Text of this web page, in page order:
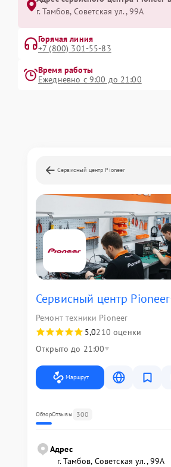
г. Тамбов, Советская ул., 99А
Горячая линия
+7 (800) 301-55-83
Время работы
Ежедневно с 9:00 до 21:00
Сервисный центр Pioneer
Сервисный центр Pioneer
Ремонт техники Pioneer
5,0210 оценки
Открыто до 21:00
Маршрут
ОбзорОтзывы 300
Адрес
г. Тамбов, Советская ул., 99А